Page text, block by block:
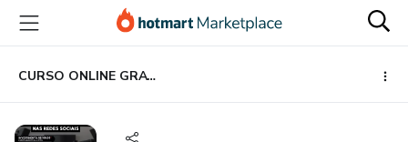
principal
página
de
página
CURSO ONLINE GRAVE, EDITE E SE POSICIONE NAS REDES SOCIAIS